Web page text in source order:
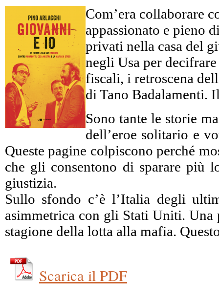
Com’era collaborare
appassionato e pieno
privati nella casa del
negli Usa per
fiscali, i retroscena
di Tano Badalamenti.
Sono tante le storie
dell’eroe solitario e
Queste pagine colpiscono perché
che gli consentono di sparare più
giustizia.
Sullo sfondo c’è l’Italia degli
asimmetrica con gli Stati Uniti. Una
stagione della lotta alla mafia.
Scarica il PDF